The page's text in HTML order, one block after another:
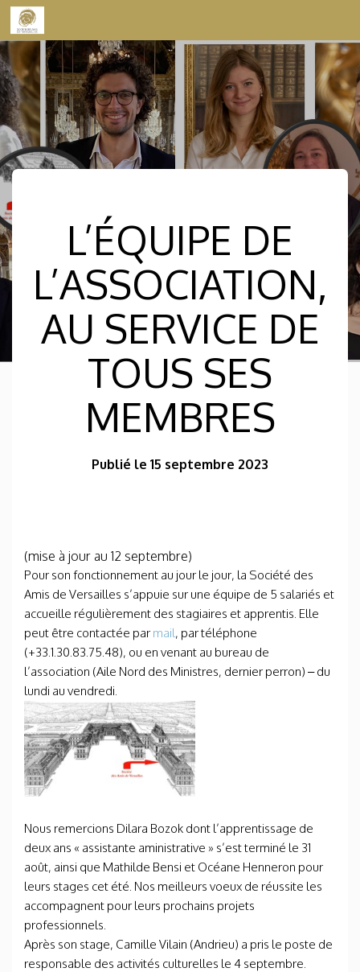
Skip to content
L’ÉQUIPE DE
L’ASSOCIATION,
AU SERVICE DE
TOUS SES
MEMBRES
Publié le 15 septembre 2023
(mise à jour au 12 septembre)
Pour son fonctionnement au jour le jour, la Société des
Amis de Versailles s’appuie sur une équipe de 5 salariés et
accueille régulièrement des stagiaires et apprentis. Elle
peut être contactée par mail, par téléphone
(+33.1.30.83.75.48), ou en venant au bureau de
l’association (Aile Nord des Ministres, dernier perron) – du
lundi au vendredi.
Nous remercions Dilara Bozok dont l’apprentissage de
deux ans « assistante aministrative » s’est terminé le 31
août, ainsi que Mathilde Bensi et Océane Henneron pour
leurs stages cet été. Nos meilleurs voeux de réussite les
accompagnent pour leurs prochains projets
professionnels.
Après son stage, Camille Vilain (Andrieu) a pris le poste de
responsable des activités culturelles le 4 septembre.